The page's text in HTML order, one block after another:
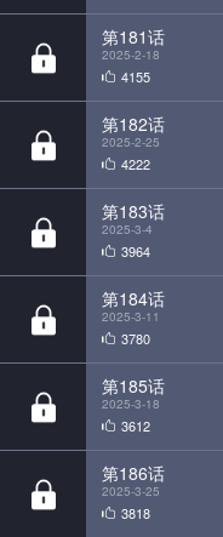
第182话
2025-2-25
4222
第183话
2025-3-4
3964
第184话
2025-3-11
3780
第185话
2025-3-18
3612
第186话
2025-3-25
3818
第187话
2025-4-1
3884